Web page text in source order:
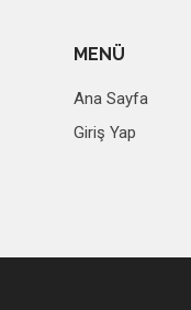
MENÜ
Ana Sayfa
Giriş Yap